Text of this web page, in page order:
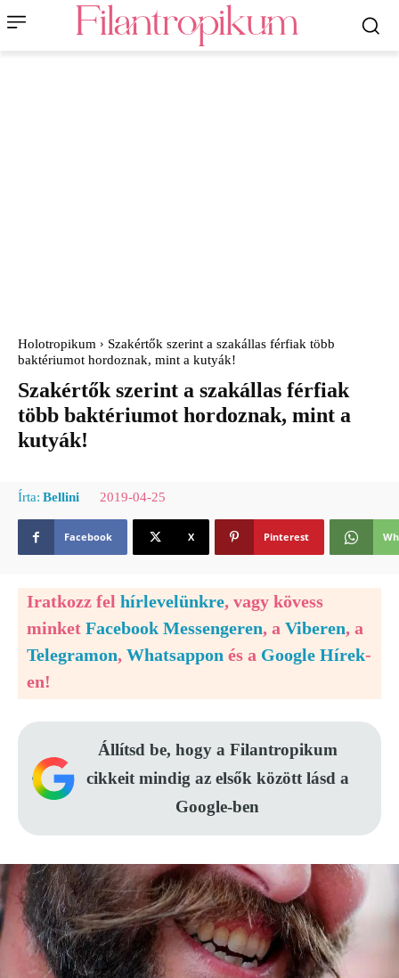
Holotropikum
Szakértők szerint a szakállas férfiak több
baktériumot hordoznak, mint a kutyák!
Szakértők szerint a szakállas férfiak
több baktériumot hordoznak, mint a
kutyák!
Írta: Bellini 2019-04-25
Facebook X Pinterest
Iratkozz fel hírlevelünkre, vagy kövess
minket Facebook Messengeren, a Viberen, a
Telegramon, Whatsappon és a Google Hírek-
en!
Állítsd be, hogy a Filantropikum
cikkeit mindig az elsők között lásd a
Google-ben